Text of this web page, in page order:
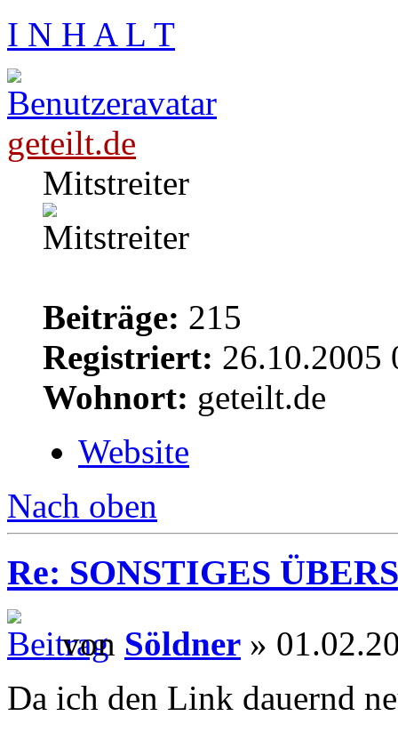
I N H A L T
geteilt.de
Mitstreiter
Beiträge: 215
Registriert: 26.10.2005
Wohnort: geteilt.de
Website
Nach oben
Re: SONSTIGES
von Söldner »
Da ich den Link dauernd